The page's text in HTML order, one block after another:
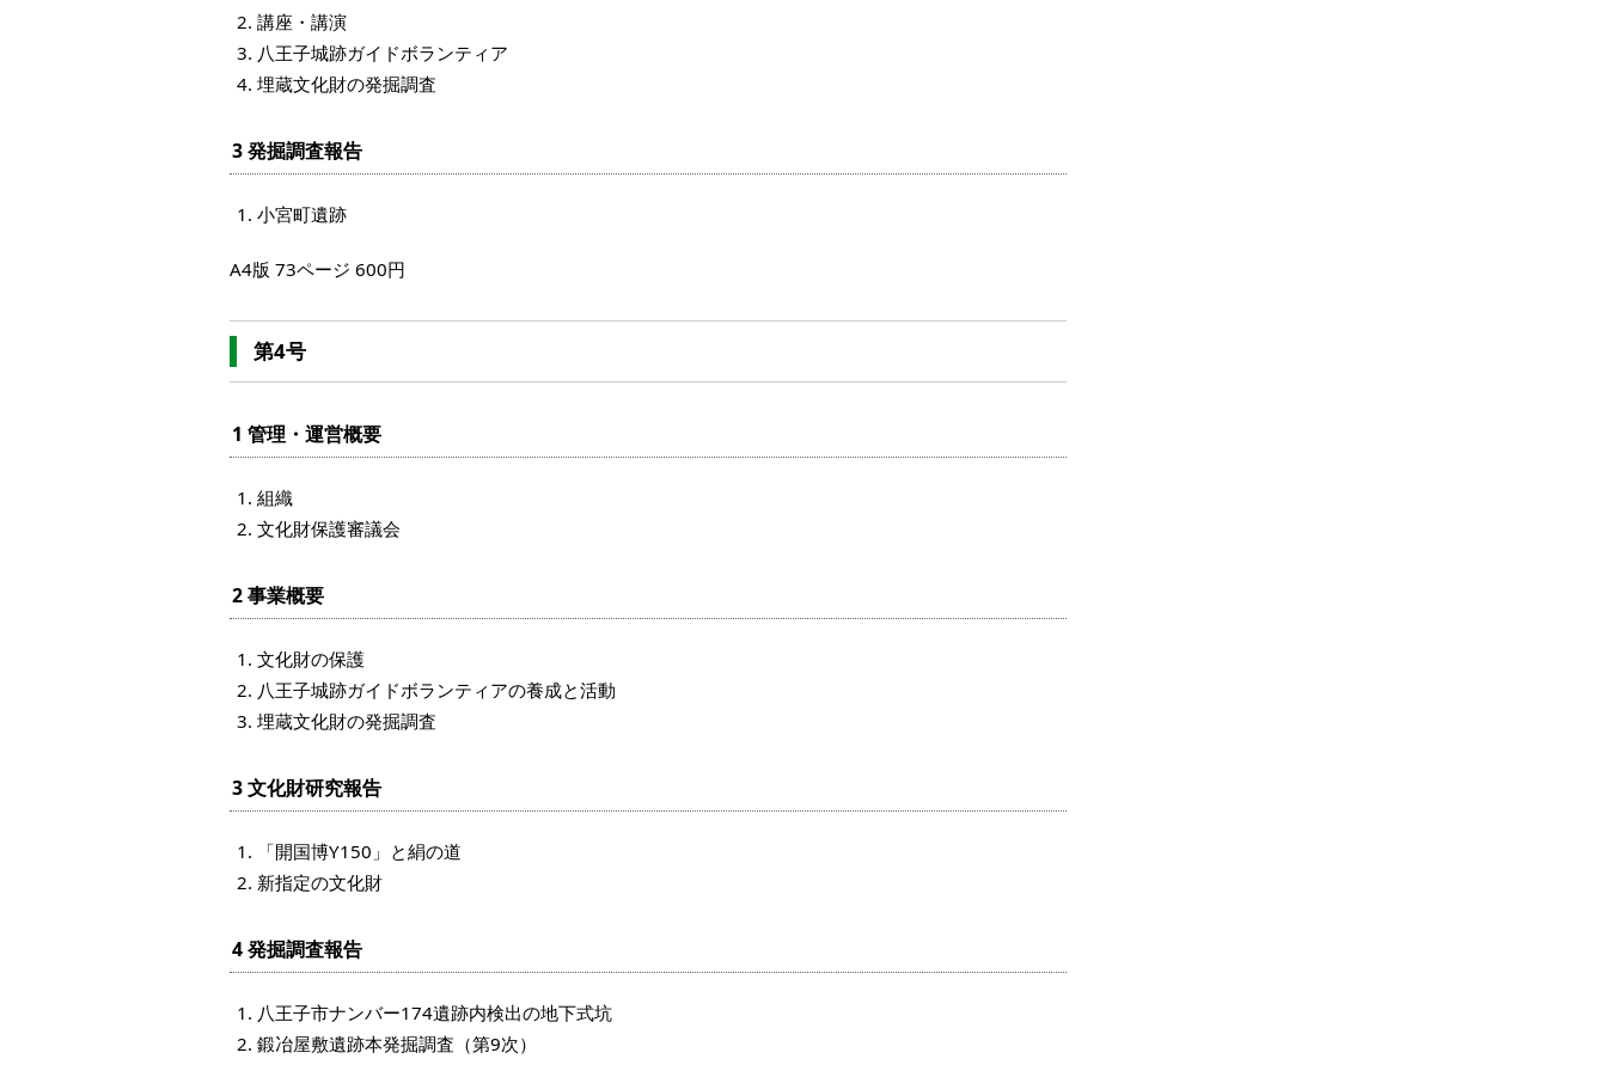
講座・講演
八王子城跡ガイドボランティア
埋蔵文化財の発掘調査
3 発掘調査報告
小宮町遺跡
A4版 73ページ 600円
第4号
1 管理・運営概要
組織
文化財保護審議会
2 事業概要
文化財の保護
八王子城跡ガイドボランティアの養成と活動
埋蔵文化財の発掘調査
3 文化財研究報告
「開国博Y150」と絹の道
新指定の文化財
4 発掘調査報告
八王子市ナンバー174遺跡内検出の地下式坑
鍛冶屋敷遺跡本発掘調査（第9次）